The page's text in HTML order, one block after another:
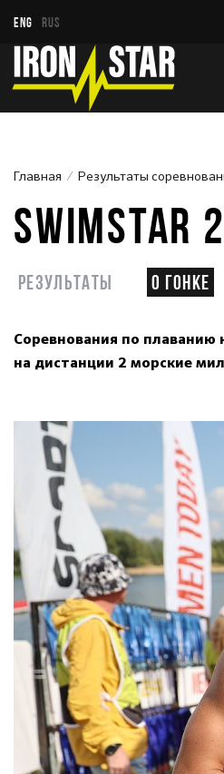
ENG RUS
Главная Результаты
SWIMSTAR
Результаты О гонке
Соревнования по плаванию
на дистанции 2 морские